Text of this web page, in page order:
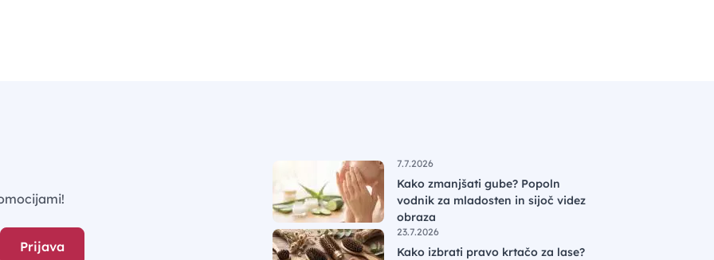
Prijava
7.7.2026
Kako zmanjšati gube? Popoln
vodnik za mladosten in sijoč videz
obraza
23.7.2026
Kako izbrati pravo krtačo za lase?